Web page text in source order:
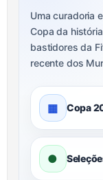
Uma curadoria
Copa da
bastidores da
recente dos
▦ Copa
●